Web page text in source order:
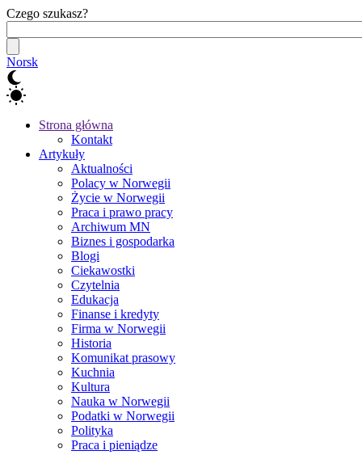
Czego szukasz?
Norsk
Strona główna
Kontakt
Artykuły
Aktualności
Polacy w Norwegii
Życie w Norwegii
Praca i prawo pracy
Archiwum MN
Biznes i gospodarka
Blogi
Ciekawostki
Czytelnia
Edukacja
Finanse i kredyty
Firma w Norwegii
Historia
Komunikat prasowy
Kuchnia
Kultura
Nauka w Norwegii
Podatki w Norwegii
Polityka
Praca i pieniądze